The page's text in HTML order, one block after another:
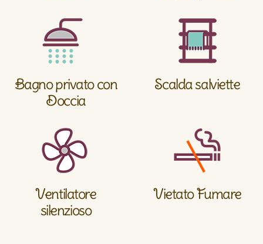
Bagno privato con
Doccia
Scalda salviette
Ventilatore
silenzioso
Vietato Fumare